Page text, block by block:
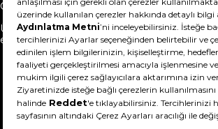
Gizlilik Sözleşmesi
Şartlar &
Ürünümü nasıl iade
edebilirim?
Hakkımızda